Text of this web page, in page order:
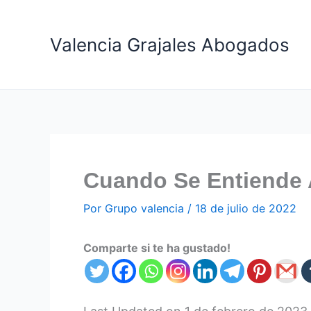
contenidoValencia Grajales Abogados
Cuando Se
Por Grupo valencia / 18 de julio de 2022
Comparte si te ha gustado!